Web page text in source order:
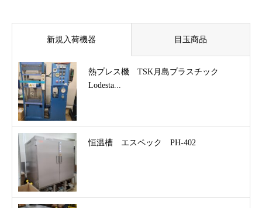
新規入荷機器 目玉商品
熱プレス機 TSK月島プラスチック
Lodesta...
恒温槽 エスペック PH-402